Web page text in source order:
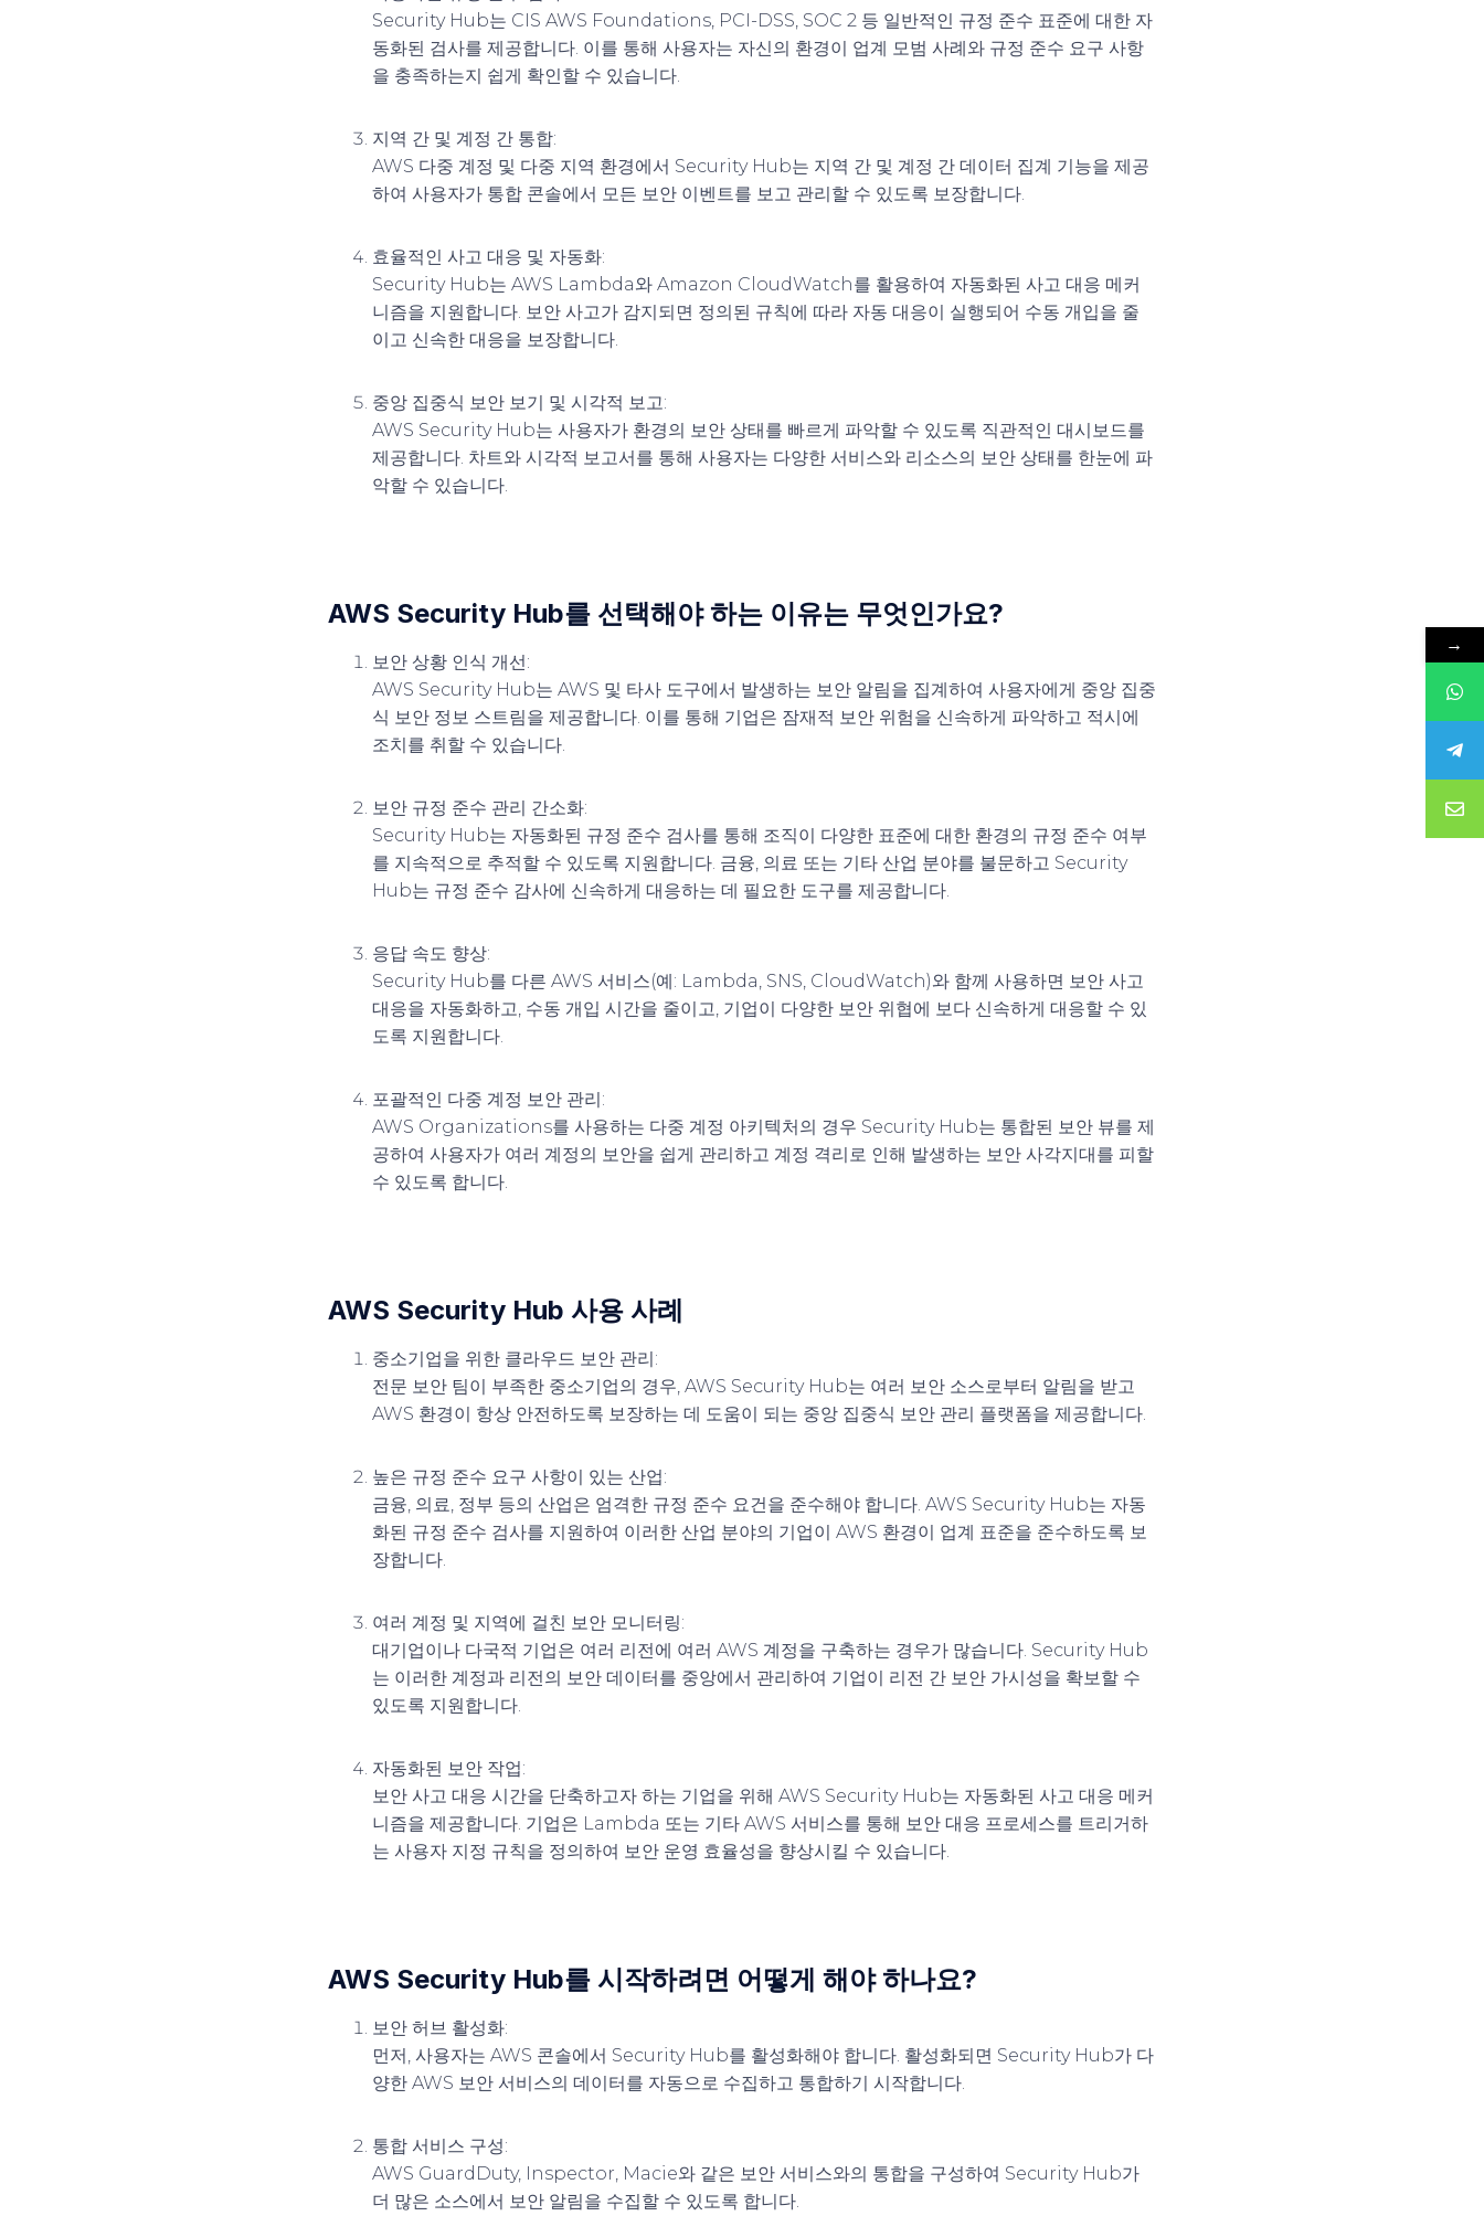
Security Hub는 CIS AWS Foundations, PCI-DSS, SOC 2 등 일반적인 규정 준수 표준에 대한 자
동화된 검사를 제공합니다. 이를 통해 사용자는 자신의 환경이 업계 모범 사례와 규정 준수 요구 사항
을 충족하는지 쉽게 확인할 수 있습니다.
지역 간 및 계정 간 통합:
AWS 다중 계정 및 다중 지역 환경에서 Security Hub는 지역 간 및 계정 간 데이터 집계 기능을 제공
하여 사용자가 통합 콘솔에서 모든 보안 이벤트를 보고 관리할 수 있도록 보장합니다.
효율적인 사고 대응 및 자동화:
Security Hub는 AWS Lambda와 Amazon CloudWatch를 활용하여 자동화된 사고 대응 메커
니즘을 지원합니다. 보안 사고가 감지되면 정의된 규칙에 따라 자동 대응이 실행되어 수동 개입을 줄
이고 신속한 대응을 보장합니다.
중앙 집중식 보안 보기 및 시각적 보고:
AWS Security Hub는 사용자가 환경의 보안 상태를 빠르게 파악할 수 있도록 직관적인 대시보드를
제공합니다. 차트와 시각적 보고서를 통해 사용자는 다양한 서비스와 리소스의 보안 상태를 한눈에 파
악할 수 있습니다.
AWS Security Hub를 선택해야 하는 이유는 무엇인가요?
보안 상황 인식 개선:
AWS Security Hub는 AWS 및 타사 도구에서 발생하는 보안 알림을 집계하여 사용자에게 중앙 집중
식 보안 정보 스트림을 제공합니다. 이를 통해 기업은 잠재적 보안 위험을 신속하게 파악하고 적시에
조치를 취할 수 있습니다.
보안 규정 준수 관리 간소화:
Security Hub는 자동화된 규정 준수 검사를 통해 조직이 다양한 표준에 대한 환경의 규정 준수 여부
를 지속적으로 추적할 수 있도록 지원합니다. 금융, 의료 또는 기타 산업 분야를 불문하고 Security
Hub는 규정 준수 감사에 신속하게 대응하는 데 필요한 도구를 제공합니다.
응답 속도 향상:
Security Hub를 다른 AWS 서비스(예: Lambda, SNS, CloudWatch)와 함께 사용하면 보안 사고
대응을 자동화하고, 수동 개입 시간을 줄이고, 기업이 다양한 보안 위협에 보다 신속하게 대응할 수 있
도록 지원합니다.
포괄적인 다중 계정 보안 관리:
AWS Organizations를 사용하는 다중 계정 아키텍처의 경우 Security Hub는 통합된 보안 뷰를 제
공하여 사용자가 여러 계정의 보안을 쉽게 관리하고 계정 격리로 인해 발생하는 보안 사각지대를 피할
수 있도록 합니다.
AWS Security Hub 사용 사례
중소기업을 위한 클라우드 보안 관리:
전문 보안 팀이 부족한 중소기업의 경우, AWS Security Hub는 여러 보안 소스로부터 알림을 받고
AWS 환경이 항상 안전하도록 보장하는 데 도움이 되는 중앙 집중식 보안 관리 플랫폼을 제공합니다.
높은 규정 준수 요구 사항이 있는 산업:
금융, 의료, 정부 등의 산업은 엄격한 규정 준수 요건을 준수해야 합니다. AWS Security Hub는 자동
화된 규정 준수 검사를 지원하여 이러한 산업 분야의 기업이 AWS 환경이 업계 표준을 준수하도록 보
장합니다.
여러 계정 및 지역에 걸친 보안 모니터링:
대기업이나 다국적 기업은 여러 리전에 여러 AWS 계정을 구축하는 경우가 많습니다. Security Hub
는 이러한 계정과 리전의 보안 데이터를 중앙에서 관리하여 기업이 리전 간 보안 가시성을 확보할 수
있도록 지원합니다.
자동화된 보안 작업:
보안 사고 대응 시간을 단축하고자 하는 기업을 위해 AWS Security Hub는 자동화된 사고 대응 메커
니즘을 제공합니다. 기업은 Lambda 또는 기타 AWS 서비스를 통해 보안 대응 프로세스를 트리거하
는 사용자 지정 규칙을 정의하여 보안 운영 효율성을 향상시킬 수 있습니다.
AWS Security Hub를 시작하려면 어떻게 해야 하나요?
보안 허브 활성화:
먼저, 사용자는 AWS 콘솔에서 Security Hub를 활성화해야 합니다. 활성화되면 Security Hub가 다
양한 AWS 보안 서비스의 데이터를 자동으로 수집하고 통합하기 시작합니다.
통합 서비스 구성:
AWS GuardDuty, Inspector, Macie와 같은 보안 서비스와의 통합을 구성하여 Security Hub가
더 많은 소스에서 보안 알림을 수집할 수 있도록 합니다.
→